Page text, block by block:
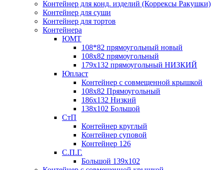
Контейнер для конд. изделий (Коррексы Ракушки)
Контейнер для суши
Контейнер для тортов
Контейнера
ЮМТ
108*82 прямоугольный новый
108х82 прямоугольный
179х132 прямоугольный НИЗКИЙ
Юпласт
Контейнер с совмещенной крышкой
108х82 Прямоугольный
186х132 Низкий
138х102 Большой
СтП
Контейнер круглый
Контейнер суповой
Контейнер 126
С.П.Г.
Большой 139х102